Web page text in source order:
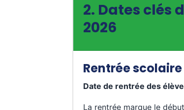
2. Dates clés
2026
Rentrée scolaire
Date de rentrée des
La rentrée marque le